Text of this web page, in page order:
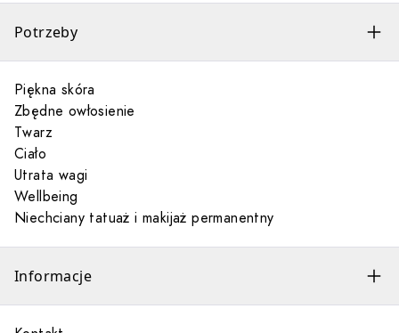
Potrzeby
Piękna skóra
Zbędne owłosienie
Twarz
Ciało
Utrata wagi
Wellbeing
Niechciany tatuaż i makijaż permanentny
Informacje